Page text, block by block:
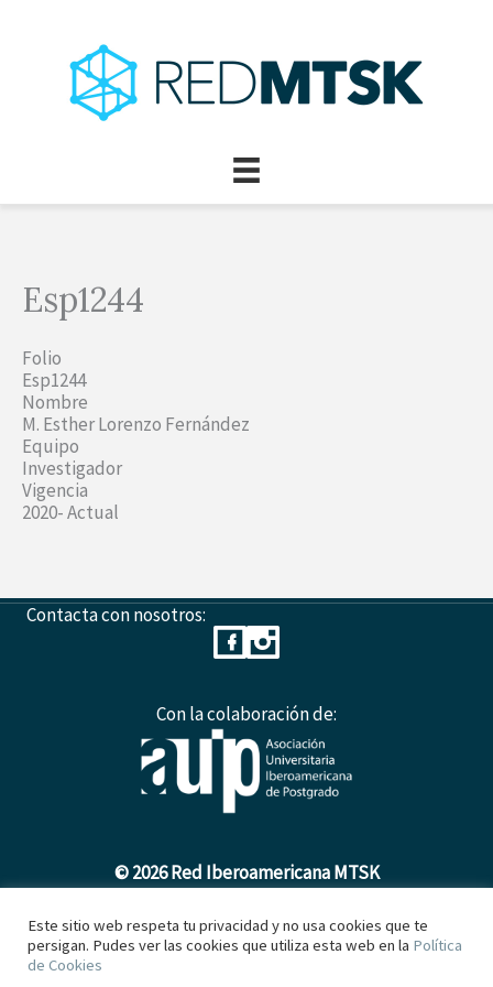
contenido
Esp1244
Folio
Esp1244
Nombre
M. Esther Lorenzo Fernández
Equipo
Investigador
Vigencia
2020- Actual
Contacta con nosotros:
Con la colaboración de:
© 2026 Red Iberoamericana MTSK
Política de Cookies
Este sitio web respeta tu privacidad y no usa cookies que te
persigan. Pudes ver las cookies que utiliza esta web en la Política
de Cookies